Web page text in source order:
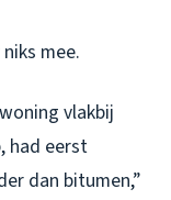
mee.
vlakbij
had eerst
dan bitumen,”